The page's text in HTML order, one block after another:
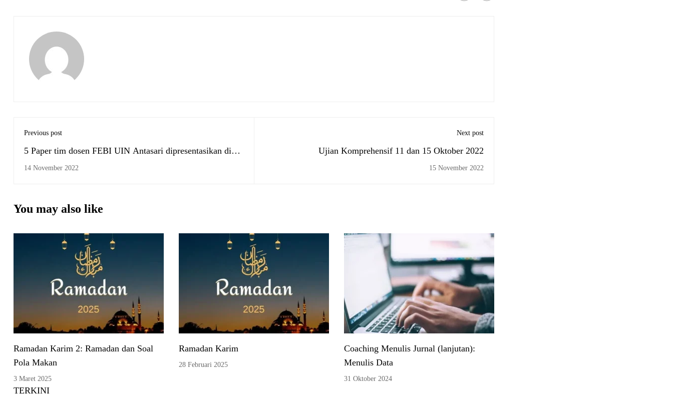
Previous post
5 Paper tim dosen FEBI UIN Antasari dipresentasikan di
ICOSTELM 2022
14 November 2022
Next post
Ujian Komprehensif 11 dan 15 Oktober 2022
15 November 2022
You may also like
Ramadan Karim 2: Ramadan dan Soal
Pola Makan
3 Maret 2025
Ramadan Karim
28 Februari 2025
Coaching Menulis Jurnal (lanjutan):
Menulis Data
31 Oktober 2024
TERKINI